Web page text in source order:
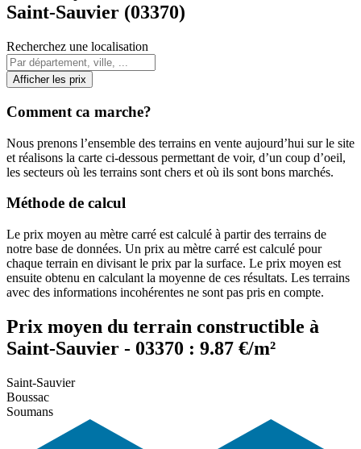
Saint-Sauvier (03370)
Recherchez une localisation
Afficher les prix
Comment ca marche?
Nous prenons l’ensemble des terrains en vente aujourd’hui sur le site
et réalisons la carte ci-dessous permettant de voir, d’un coup d’oeil,
les secteurs où les terrains sont chers et où ils sont bons marchés.
Méthode de calcul
Le prix moyen au mètre carré est calculé à partir des terrains de
notre base de données. Un prix au mètre carré est calculé pour
chaque terrain en divisant le prix par la surface. Le prix moyen est
ensuite obtenu en calculant la moyenne de ces résultats. Les terrains
avec des informations incohérentes ne sont pas pris en compte.
Prix moyen du terrain constructible à
Saint-Sauvier - 03370 : 9.87 €/m²
Saint-Sauvier
Boussac
Soumans